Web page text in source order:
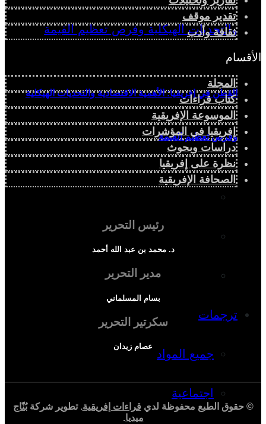
القطن في إفريقيا: الأهمية الاقتصادية والتحديات الهيكلية
وفرص تعظيم القيمة
دراسة اجتماعية
دراسة اقتصادية
ترجمات
جميع المواد
اجتماعية
تقدير موقف
ثقافة وأدب
الأقسام
المجلة
كتاب قراءات
الموسوعة الإفريقية
إفريقيا في المؤشرات
دراسات وبحوث
نظرة على إفريقيا
الصحافة الإفريقية
رئيس التحرير
د. محمد بن عبد الله أحمد
مدير التحرير
بسام المسلماني
سكرتير التحرير
عصام زيدان
© حقوق الطبع محفوظة لدي قراءات إفريقية. تطوير شركةبُنّاج
ميديا.